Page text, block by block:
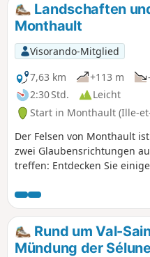
Landschaften
Monthault
Visorando-Mitglied
7,63 km
+113 m
2:30 Std.
Leicht
Start in Monthault (Ille-
Der Felsen von Monthault
zwei Glaubensrichtungen
treffen: Entdecken Sie
die Jahrhunderte
Kapelle Notre-Dame als
letzten Station eines
Wald.Rund um Val-
Mündung der Sélune